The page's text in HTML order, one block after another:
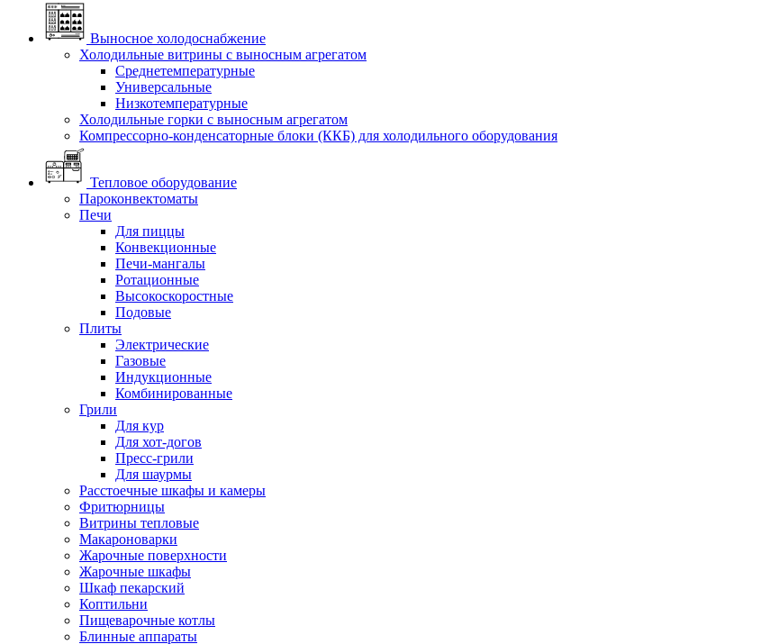
Выносное холодоснабжение
Холодильные витрины с выносным агрегатом
Среднетемпературные
Универсальные
Низкотемпературные
Холодильные горки с выносным агрегатом
Компрессорно-конденсаторные блоки (ККБ) для холодильного оборудования
Тепловое оборудование
Пароконвектоматы
Печи
Для пиццы
Конвекционные
Печи-мангалы
Ротационные
Высокоскоростные
Подовые
Плиты
Электрические
Газовые
Индукционные
Комбинированные
Грили
Для кур
Для хот-догов
Пресс-грили
Для шаурмы
Расстоечные шкафы и камеры
Фритюрницы
Витрины тепловые
Макароноварки
Жарочные поверхности
Жарочные шкафы
Шкаф пекарский
Коптильни
Пищеварочные котлы
Блинные аппараты